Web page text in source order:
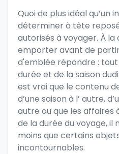
Quoi de plus idéal qu’un
déterminer à tête
autorisés à voyager. À la
emporter avant de
d'emblée répondre : tout
durée et de la saison
est vrai que le contenu
d’une saison à l’ autre,
autre ou que les
de la durée du voyage, il
moins que certains
incontournables.